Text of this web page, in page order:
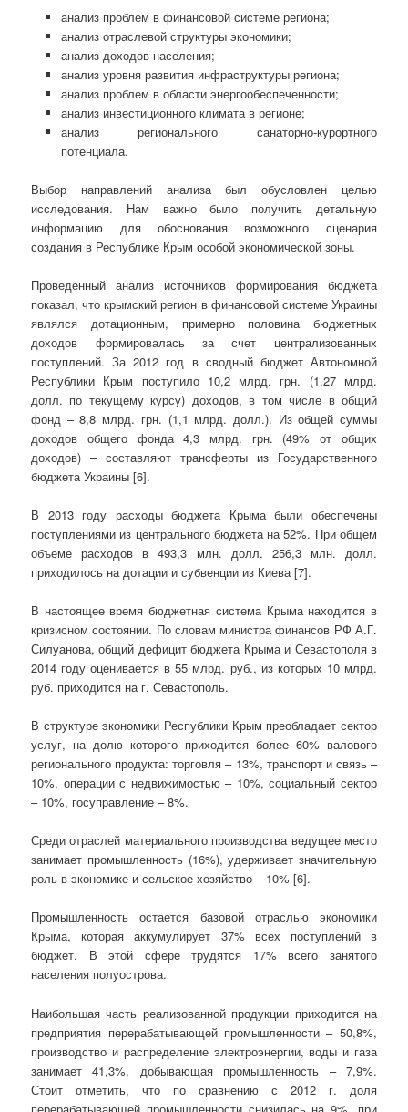
анализ проблем в финансовой системе региона;
анализ отраслевой структуры экономики;
анализ доходов населения;
анализ уровня развития инфраструктуры региона;
анализ проблем в области энергообеспеченности;
анализ инвестиционного климата в регионе;
анализ регионального санаторно-курортного
потенциала.
Выбор направлений анализа был обусловлен целью
исследования. Нам важно было получить детальную
информацию для обоснования возможного сценария
создания в Республике Крым особой экономической зоны.
Проведенный анализ источников формирования бюджета
показал, что крымский регион в финансовой системе Украины
являлся дотационным, примерно половина бюджетных
доходов формировалась за счет централизованных
поступлений. За 2012 год в сводный бюджет Автономной
Республики Крым поступило 10,2 млрд. грн. (1,27 млрд.
долл. по текущему курсу) доходов, в том числе в общий
фонд – 8,8 млрд. грн. (1,1 млрд. долл.). Из общей суммы
доходов общего фонда 4,3 млрд. грн. (49% от общих
доходов) – составляют трансферты из Государственного
бюджета Украины [6].
В 2013 году расходы бюджета Крыма были обеспечены
поступлениями из центрального бюджета на 52%. При общем
объеме расходов в 493,3 млн. долл. 256,3 млн. долл.
приходилось на дотации и субвенции из Киева [7].
В настоящее время бюджетная система Крыма находится в
кризисном состоянии. По словам министра финансов РФ А.Г.
Силуанова, общий дефицит бюджета Крыма и Севастополя в
2014 году оценивается в 55 млрд. руб., из которых 10 млрд.
руб. приходится на г. Севастополь.
В структуре экономики Республики Крым преобладает сектор
услуг, на долю которого приходится более 60% валового
регионального продукта: торговля – 13%, транспорт и связь –
10%, операции с недвижимостью – 10%, социальный сектор
– 10%, госуправление – 8%.
Среди отраслей материального производства ведущее место
занимает промышленность (16%), удерживает значительную
роль в экономике и сельское хозяйство – 10% [6].
Промышленность
остается базовой отраслью экономики
Крыма, которая аккумулирует 37% всех поступлений в
бюджет. В этой сфере трудятся 17% всего занятого
населения полуострова.
Наибольшая часть реализованной продукции приходится на
предприятия перерабатывающей промышленности – 50,8%,
производство и распределение электроэнергии, воды и газа
занимает 41,3%, добывающая промышленность – 7,9%.
Стоит отметить, что по сравнению с 2012 г. доля
перерабатывающей промышленности снизилась на 9%, при